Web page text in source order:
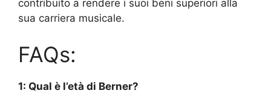
contribuito a rendere i suoi beni superiori alla
sua carriera musicale.
FAQs:
1: Qual è l’età di Berner?